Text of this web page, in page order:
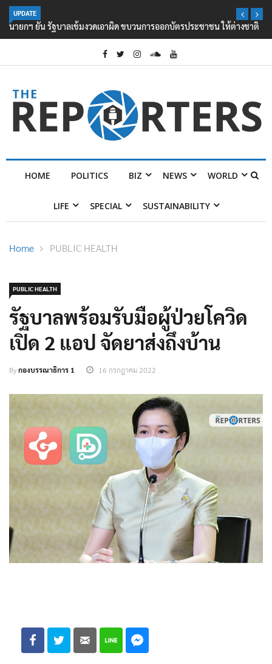
UPDATE
นายกฯ ยัน รัฐบาลเข้มงวดเอาผิด ขบวนการออกบัตรประชาชน ให้ต่างชาติ
HOME POLITICS BIZ NEWS WORLD
LIFE SPECIAL SUSTAINABILITY
Home PUBLIC HEALTH
PUBLIC HEALTH
รัฐบาลพร้อมรับมือผู้ป่วยโควิด
เปิด 2 แอป จัดยาส่งถึงบ้าน
Byกองบรรณาธิการ 1 16 กรกฎาคม 2022